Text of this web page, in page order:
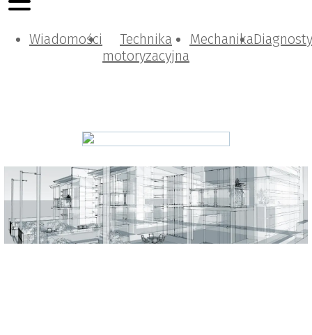
Wiadomości
Technika
motoryzacyjna
Mechanika